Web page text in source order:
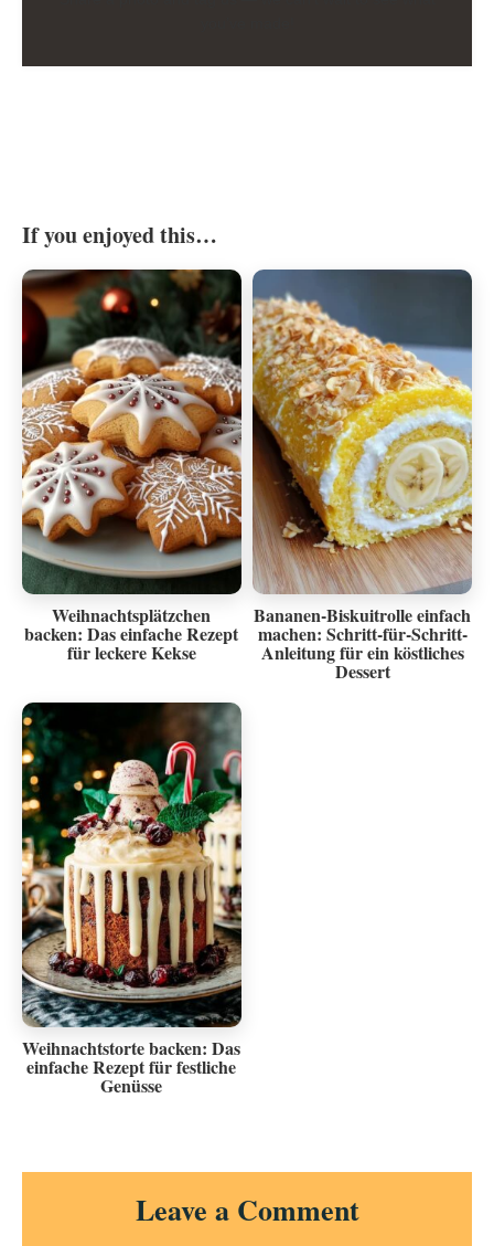
If you enjoyed this…
Weihnachtsplätzchen
backen: Das einfache Rezept
für leckere Kekse
Bananen-Biskuitrolle einfach
machen: Schritt-für-Schritt-
Anleitung für ein köstliches
Dessert
Weihnachtstorte backen: Das
einfache Rezept für festliche
Genüsse
Reader
InteractionsLeave a Comment